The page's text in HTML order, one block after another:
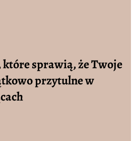
sprawią, że Twoje
przytulne w